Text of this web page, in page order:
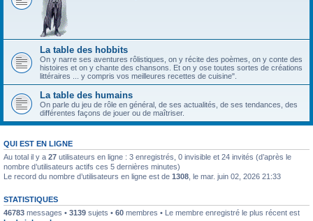
La table des hobbits
On y narre ses aventures rôlistiques, on y récite des poèmes, on y conte des
histoires et on y chante des chansons. Et on y ose toutes sortes de créations
littéraires ... y compris vos meilleures recettes de cuisine".
La table des humains
On parle du jeu de rôle en général, de ses actualités, de ses tendances, des
différentes façons de jouer ou de maîtriser.
QUI EST EN LIGNE
Au total il y a 27 utilisateurs en ligne : 3 enregistrés, 0 invisible et 24 invités (d’après le
nombre d’utilisateurs actifs ces 5 dernières minutes)
Le record du nombre d’utilisateurs en ligne est de 1308 , le mar. juin 02, 2026 21:33
STATISTIQUES
46783 messages • 3139 sujets • 60 membres • Le membre enregistré le plus récent est